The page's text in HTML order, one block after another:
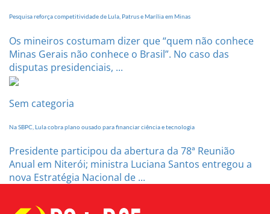
Pesquisa reforça competitividade de Lula, Patrus e Marília em Minas
Os mineiros costumam dizer que “quem não conhece
Minas Gerais não conhece o Brasil”. No caso das
disputas presidenciais, ...
Sem categoria
Na SBPC, Lula cobra plano ousado para financiar ciência e tecnologia
Presidente participou da abertura da 78ª Reunião
Anual em Niterói; ministra Luciana Santos entregou a
nova Estratégia Nacional de ...